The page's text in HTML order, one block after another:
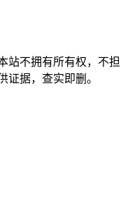
站不拥有所有权，不担
证据，查实即删。